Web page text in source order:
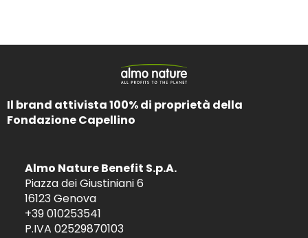
Il brand attivista 100% di proprietà della
Fondazione Capellino
Almo Nature Benefit S.p.A.
Piazza dei Giustiniani 6
16123 Genova
+39 010253541
P.IVA 02529870103